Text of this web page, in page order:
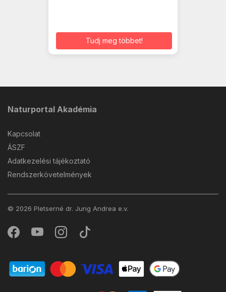
Tudj meg többet!
Naturportal Akadémia
Kapcsolat
ÁSZF
Adatkezelési tájékoztató
Rendszerkövetelmények
© 2026 Pletserné dr. Jung Andrea e.v.